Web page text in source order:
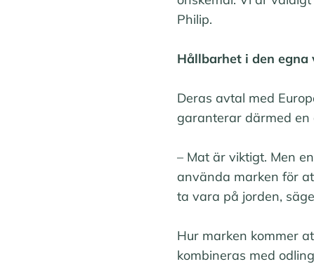
Philip.
Hållbarhet i den egna
Deras avtal med
garanterar därmed en
– Mat är viktigt. Men
använda marken för
ta vara på jorden,
Hur marken kommer
kombineras med